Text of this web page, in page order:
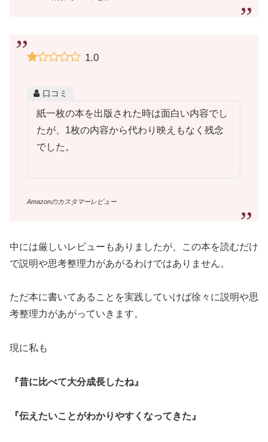
1.0
口コミ
紙一枚の本を出版された時は面白い内容でし
たが、1枚の内容から代わり映えもなく残念
でした。
Amazonのカスタマーレビュー
中には厳しいレビューもありましたが、この本を読むだけ
で説明や思考整理力があがるわけではありません。
ただ本に書いてあることを実践していけば徐々に説明や思
考整理力があがっていきます。
現に私も
『昔に比べて大分成長したね』
『伝えたいことがわかりやすくなってきた』